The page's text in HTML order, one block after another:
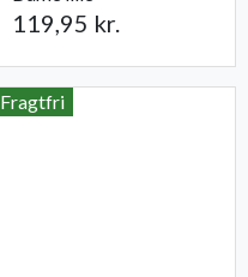
119,95 kr.
Fragtfri